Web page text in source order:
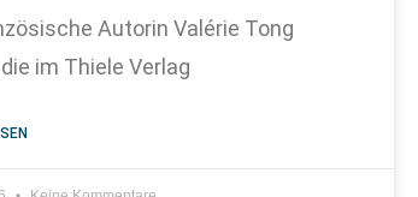
Autorin Valérie Tong
im Thiele Verlag